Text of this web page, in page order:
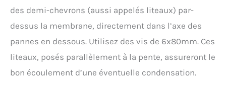
des demi-chevrons (aussi appelés liteaux) par-
dessus la membrane, directement dans l’axe des
pannes en dessous. Utilisez des vis de 6x80mm. Ces
liteaux, posés parallèlement à la pente, assureront le
bon écoulement d’une éventuelle condensation.